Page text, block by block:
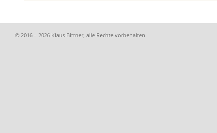
© 2016 – 2026 Klaus Bittner, alle Rechte vorbehalten.